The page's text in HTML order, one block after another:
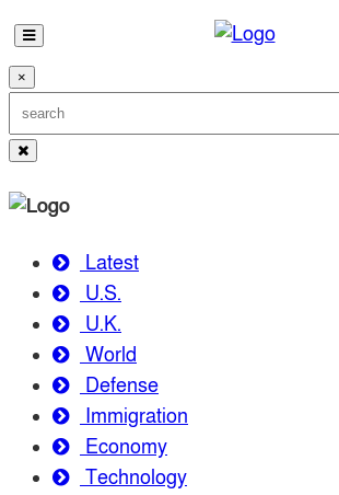
×
Latest
U.S.
U.K.
World
Defense
Immigration
Economy
Technology